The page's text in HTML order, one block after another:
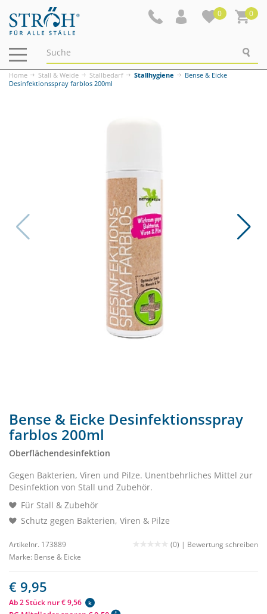
0 0
Navigation
ein-/ausblenden
Home Stall & Weide Stallbedarf Stallhygiene
Bense & Eicke
Desinfektionsspray farblos 200ml
Bense & Eicke Desinfektionsspray
farblos 200ml
Oberflächendesinfektion
Gegen Bakterien, Viren und Pilze. Unentbehrliches Mittel zur
Desinfektion von Stall und Zubehör.
Für Stall & Zubehör
Schutz gegen Bakterien, Viren & Pilze
Artikelnr. 173889 (0) | Bewertung schreiben
Marke: Bense & Eicke
€ 9,95
Ab 2 Stück nur € 9,56 k